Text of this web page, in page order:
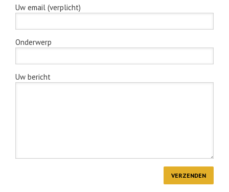
Uw email (verplicht)
Onderwerp
Uw bericht